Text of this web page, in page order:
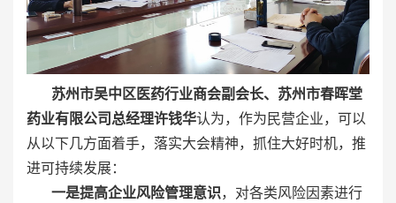
苏州市吴中区医药行业商会副会长、苏州市春晖堂
药业有限公司总经理许钱华认为，作为民营企业，可以
从以下几方面着手，落实大会精神，抓住大好时机，推
进可持续发展：
一是提高企业风险管理意识，对各类风险因素进行